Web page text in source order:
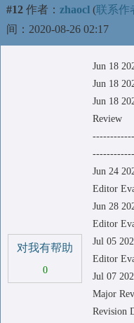
#12 作者： zhaocl (联系作
间：2020-08-26 02:17
对我有帮助
0
Jun 18
Jun 18
Jun 18
Review
Jun 24
Editor
Jun 28
Editor
Jul 05
Editor
Jul 07
Major
Revision